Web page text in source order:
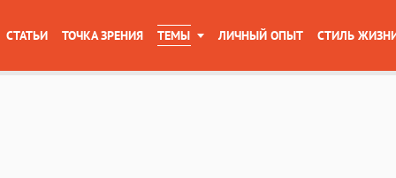
СТАТЬИ ТОЧКА ЗРЕНИЯ ТЕМЫ ЛИЧНЫЙ ОПЫТ СТИЛЬ